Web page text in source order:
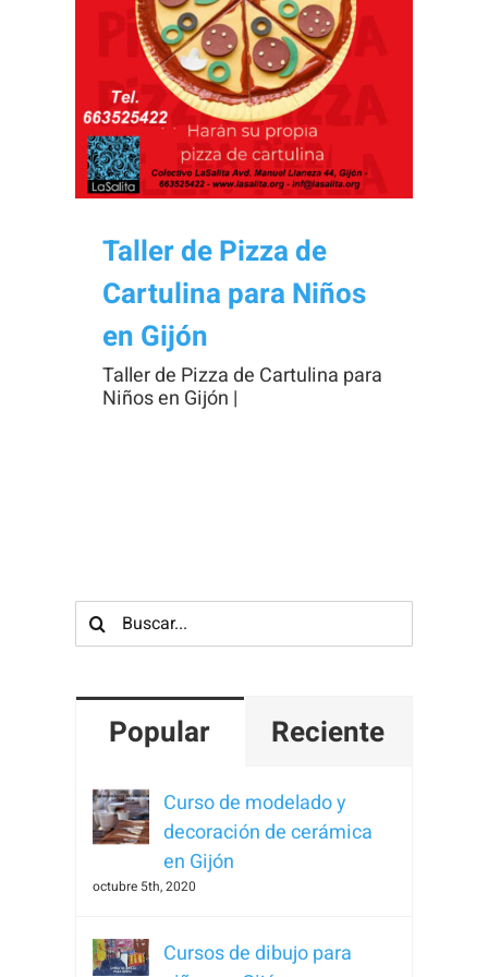
Taller de Pizza de
Cartulina para Niños
en Gijón
Taller de Pizza de Cartulina para
Niños en Gijón |
Buscar:
Popular Reciente
Curso de modelado y
decoración de cerámica
en Gijón
octubre 5th, 2020
Cursos de dibujo para
Necesarias
Estas
cookies no
opcionales.
Son
necesarias
web.
de la web, en
web.
Experiencia
Para que
durante tu